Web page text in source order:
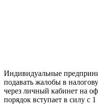
Индивидуальные
подавать жалобы в
через личный кабинет на
порядок вступает в силу с